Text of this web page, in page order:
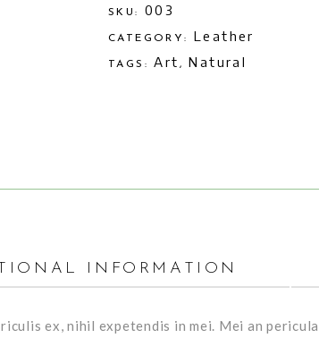
SKU: 003
CATEGORY: Leather
TAGS:Art , Natural
INFORMATION
ex, nihil expetendis in mei. Mei an